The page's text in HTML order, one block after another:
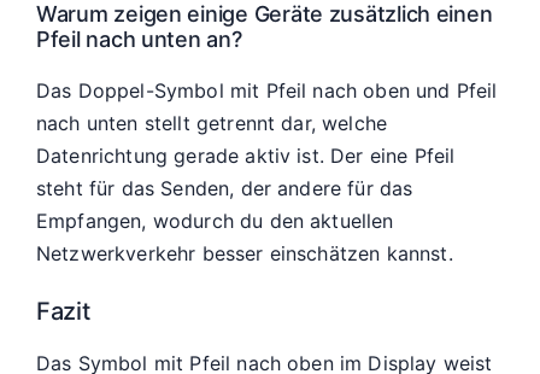
Warum zeigen einige Geräte zusätzlich einen
Pfeil nach unten an?
Das Doppel-Symbol mit Pfeil nach oben und Pfeil
nach unten stellt getrennt dar, welche
Datenrichtung gerade aktiv ist. Der eine Pfeil
steht für das Senden, der andere für das
Empfangen, wodurch du den aktuellen
Netzwerkverkehr besser einschätzen kannst.
Fazit
Das Symbol mit Pfeil nach oben im Display weist